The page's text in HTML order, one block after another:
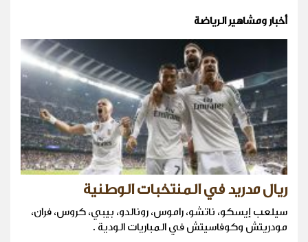
أخبار ومشاهير الرياضة
ريال مدريد في المنتخبات الوطنية
سيلعب إيسكو، ناتشو، راموس، رونالدو، بيبي، كروس، فران،
مودريتش وكوفاسيتش في المباريات الودية .